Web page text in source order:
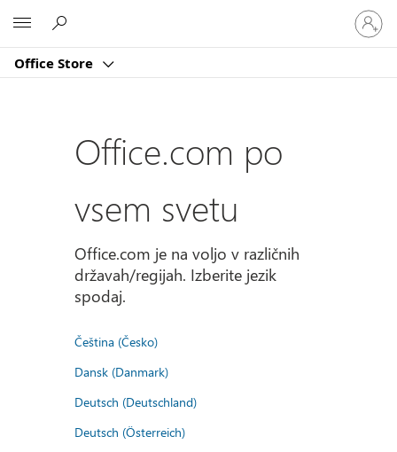
Office Store
Vpišite
se
v
račun
Office.com po
vsem svetu
Office.com je na voljo v različnih
državah/regijah. Izberite jezik
spodaj.
Čeština (Česko)
Dansk (Danmark)
Deutsch (Deutschland)
Deutsch (Österreich)